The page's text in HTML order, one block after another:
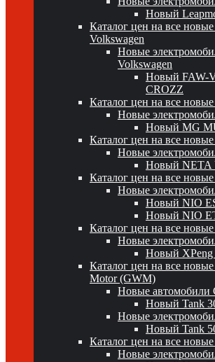
Новый
Каталог цен на все
Volkswagen
Новые
Volkswagen
Новый FAW-
CROZZ
Каталог цен на все
Новые
Новый MG
Каталог цен на все
Новые
Новый NETA
Каталог цен на все
Новые
Новый NIO
Новый NIO
Каталог цен на все
Новые
Новый XPeng
Каталог цен на все
Motor (GWM)
Новые автомобили
Новый Tank
Новые
Новый Tank
Каталог цен на все
Новые